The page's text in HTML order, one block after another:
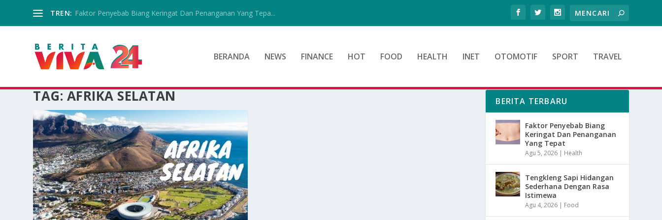
TREN: Faktor Penyebab Biang Keringat Dan Penanganan Yang Tepa...
BERANDA NEWS FINANCE HOT FOOD HEALTH INET OTOMOTIF SPORT TRAVEL
TAG: AFRIKA SELATAN BERITA TERBARU
Faktor Penyebab Biang
Keringat Dan Penanganan
Yang Tepat
Agu 5, 2026 | Health
Tengkleng Sapi Hidangan
Sederhana Dengan Rasa
Istimewa
Agu 4, 2026 | Food